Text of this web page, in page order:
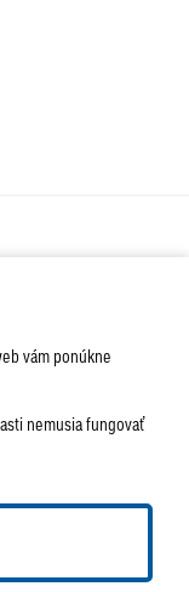
vám ponúkne
nemusia fungovať